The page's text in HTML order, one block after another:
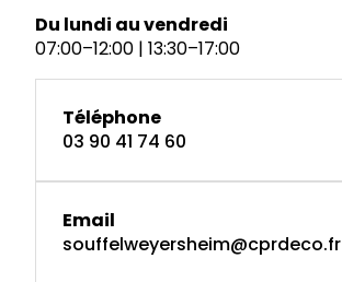
Du lundi au vendredi
07:00–12:00 | 13:30–17:00
Téléphone
03 90 41 74 60
Email
souffelweyersheim@cprdeco.fr